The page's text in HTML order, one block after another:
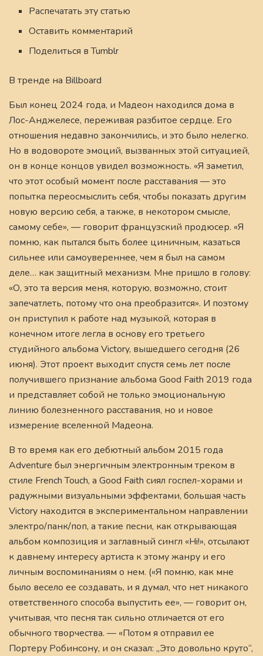
Распечатать эту статью
Оставить комментарий
Поделиться в Tumblr
В тренде на Billboard
Был конец 2024 года, и Мадеон находился дома в
Лос-Анджелесе, переживая разбитое сердце. Его
отношения недавно закончились, и это было нелегко.
Но в водовороте эмоций, вызванных этой ситуацией,
он в конце концов увидел возможность. «Я заметил,
что этот особый момент после расставания — это
попытка переосмыслить себя, чтобы показать другим
новую версию себя, а также, в некотором смысле,
самому себе», — говорит французский продюсер. «Я
помню, как пытался быть более циничным, казаться
сильнее или самоувереннее, чем я был на самом
деле… как защитный механизм. Мне пришло в голову:
«О, это та версия меня, которую, возможно, стоит
запечатлеть, потому что она преобразится». И поэтому
он приступил к работе над музыкой, которая в
конечном итоге легла в основу его третьего
студийного альбома Victory, вышедшего сегодня (26
июня). Этот проект выходит спустя семь лет после
получившего признание альбома Good Faith 2019 года
и представляет собой не только эмоциональную
линию болезненного расставания, но и новое
измерение вселенной Мадеона.
В то время как его дебютный альбом 2015 года
Adventure был энергичным электронным треком в
стиле French Touch, а Good Faith сиял госпел-хорами и
радужными визуальными эффектами, большая часть
Victory находится в экспериментальном направлении
электро/панк/поп, а такие песни, как открывающая
альбом композиция и заглавный сингл «Hi!», отсылают
к давнему интересу артиста к этому жанру и его
личным воспоминаниям о нем. («Я помню, как мне
было весело ее создавать, и я думал, что нет никакого
ответственного способа выпустить ее», — говорит он,
учитывая, что песня так сильно отличается от его
обычного творчества. — «Потом я отправил ее
Портеру Робинсону, и он сказал: „Это довольно круто“,